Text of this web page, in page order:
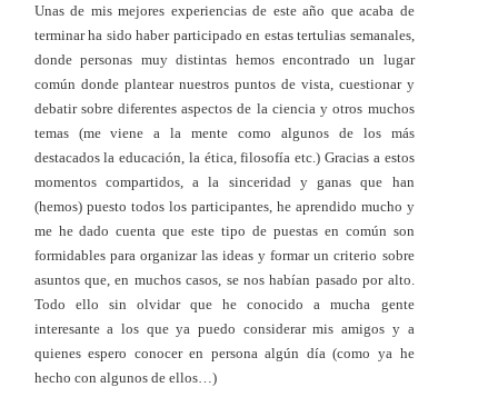
Unas de mis mejores experiencias de este año que acaba de
terminar ha sido haber participado en estas tertulias semanales,
donde personas muy distintas hemos encontrado un lugar
común donde plantear nuestros puntos de vista, cuestionar y
debatir sobre diferentes aspectos de la ciencia y otros muchos
temas (me viene a la mente como algunos de los más
destacados la educación, la ética, filosofía etc.) Gracias a estos
momentos compartidos, a la sinceridad y ganas que han
(hemos) puesto todos los participantes, he aprendido mucho y
me he dado cuenta que este tipo de puestas en común son
formidables para organizar las ideas y formar un criterio sobre
asuntos que, en muchos casos, se nos habían pasado por alto.
Todo ello sin olvidar que he conocido a mucha gente
interesante a los que ya puedo considerar mis amigos y a
quienes espero conocer en persona algún día (como ya he
hecho con algunos de ellos…)